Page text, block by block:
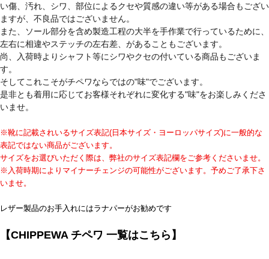
い傷、汚れ、シワ、部位によるクセや質感の違い等がある場合もござい
ますが、不良品ではございません。
また、ソール部分を含め製造工程の大半を手作業で行っているために、
左右に相違やステッチの左右差、があることもございます。
尚、入荷時よりシャフト等にシワやクセの付いている商品もございま
す。
そしてこれこそがチペワならではの"味"でございます。
是非とも着用に応じてお客様それぞれに変化する"味"をお楽しみくださ
いませ。
※靴に記載されいるサイズ表記(日本サイズ・ヨーロッパサイズ)に一般的な
表記ではない商品がございます。
サイズをお選びいただく際は、弊社のサイズ表記欄をご参考くださいませ。
※入荷時期によりマイナーチェンジの可能性がございます。予めご了承下さ
いませ。
レザー製品のお手入れにはラナパーがお勧めです
【CHIPPEWA チペワ 一覧はこちら】